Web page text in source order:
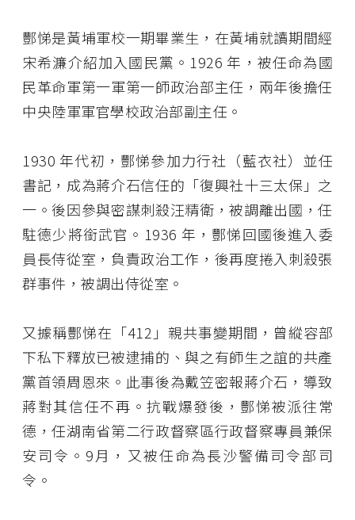
酆悌是黃埔軍校一期畢業生，在黃埔就讀期間經
宋希濂介紹加入國民黨。1926 年，被任命為國
民革命軍第一軍第一師政治部主任，兩年後擔任
中央陸軍軍官學校政治部副主任。
1930 年代初，酆悌參加力行社（藍衣社）並任
書記，成為蔣介石信任的「復興社十三太保」之
一。後因參與密謀刺殺汪精衛，被調離出國，任
駐德少將銜武官。1936 年，酆悌回國後進入委
員長侍從室，負責政治工作，後再度捲入刺殺張
群事件，被調出侍從室。
又據稱酆悌在「412」親共事變期間，曾縱容部
下私下釋放已被逮捕的、與之有師生之誼的共產
黨首領周恩來。此事後為戴笠密報蔣介石，導致
蔣對其信任不再。抗戰爆發後，酆悌被派往常
德，任湖南省第二行政督察區行政督察專員兼保
安司令。9月，又被任命為長沙警備司令部司
令。